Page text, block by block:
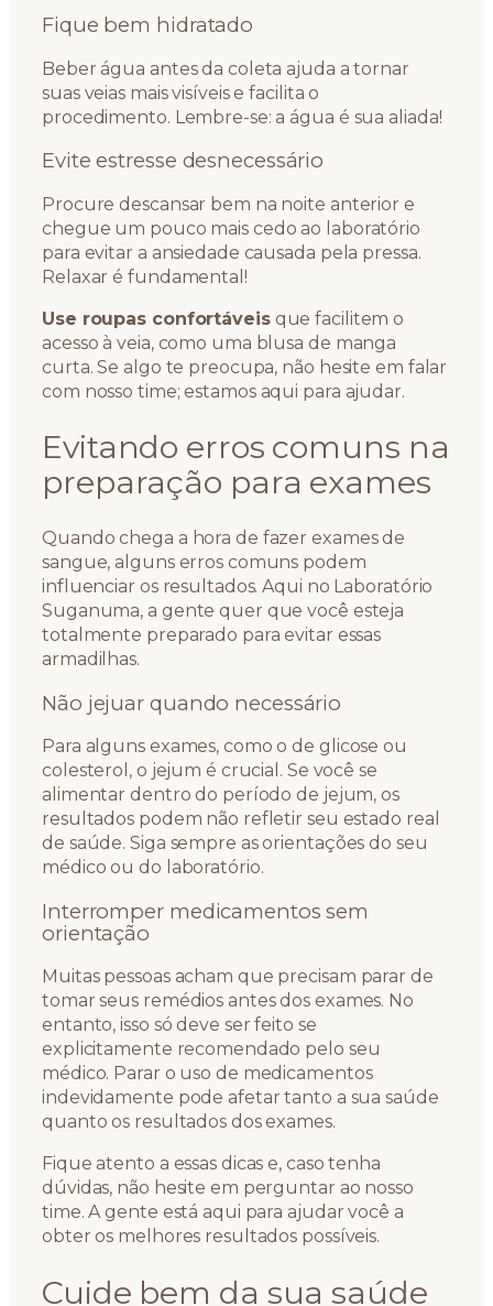
Fique bem hidratado
Beber água antes da coleta ajuda a tornar
suas veias mais visíveis e facilita o
procedimento. Lembre-se: a água é sua aliada!
Evite estresse desnecessário
Procure descansar bem na noite anterior e
chegue um pouco mais cedo ao laboratório
para evitar a ansiedade causada pela pressa.
Relaxar é fundamental!
Use roupas confortáveisque facilitem o
acesso à veia, como uma blusa de manga
curta. Se algo te preocupa, não hesite em falar
com nosso time; estamos aqui para ajudar.
Evitando erros comuns na
preparação para exames
Quando chega a hora de fazer exames de
sangue, alguns erros comuns podem
influenciar os resultados. Aqui no Laboratório
Suganuma, a gente quer que você esteja
totalmente preparado para evitar essas
armadilhas.
Não jejuar quando necessário
Para alguns exames, como o de glicose ou
colesterol, o jejum é crucial. Se você se
alimentar dentro do período de jejum, os
resultados podem não refletir seu estado real
de saúde. Siga sempre as orientações do seu
médico ou do laboratório.
Interromper medicamentos sem
orientação
Muitas pessoas acham que precisam parar de
tomar seus remédios antes dos exames. No
entanto, isso só deve ser feito se
explicitamente recomendado pelo seu
médico. Parar o uso de medicamentos
indevidamente pode afetar tanto a sua saúde
quanto os resultados dos exames.
Fique atento a essas dicas e, caso tenha
dúvidas, não hesite em perguntar ao nosso
time. A gente está aqui para ajudar você a
obter os melhores resultados possíveis.
Cuide bem da sua saúde